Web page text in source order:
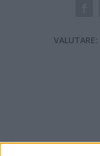
VALUTARE: